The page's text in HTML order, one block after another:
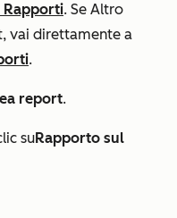
Rapporti. Se Altro
vai direttamente a
.
report.
suRapporto sul